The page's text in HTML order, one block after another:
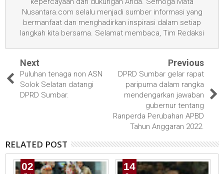
Nusantara.com selalu menjadi sumber informasi yang
bermanfaat dan menghadirkan inspirasi dalam setiap
langkah kita bersama. Selamat membaca, Tim Redaksi
Next
Puluhan tenaga non ASN
Solok Selatan datangi
DPRD Sumbar.
Previous
DPRD Sumbar gelar rapat
paripurna dalam rangka
mendengarkan jawaban
gubernur tentang
Ranperda Perubahan APBD
Tahun Anggaran 2022.
RELATED POST
02 14